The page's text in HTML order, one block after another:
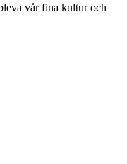
vår fina kultur och